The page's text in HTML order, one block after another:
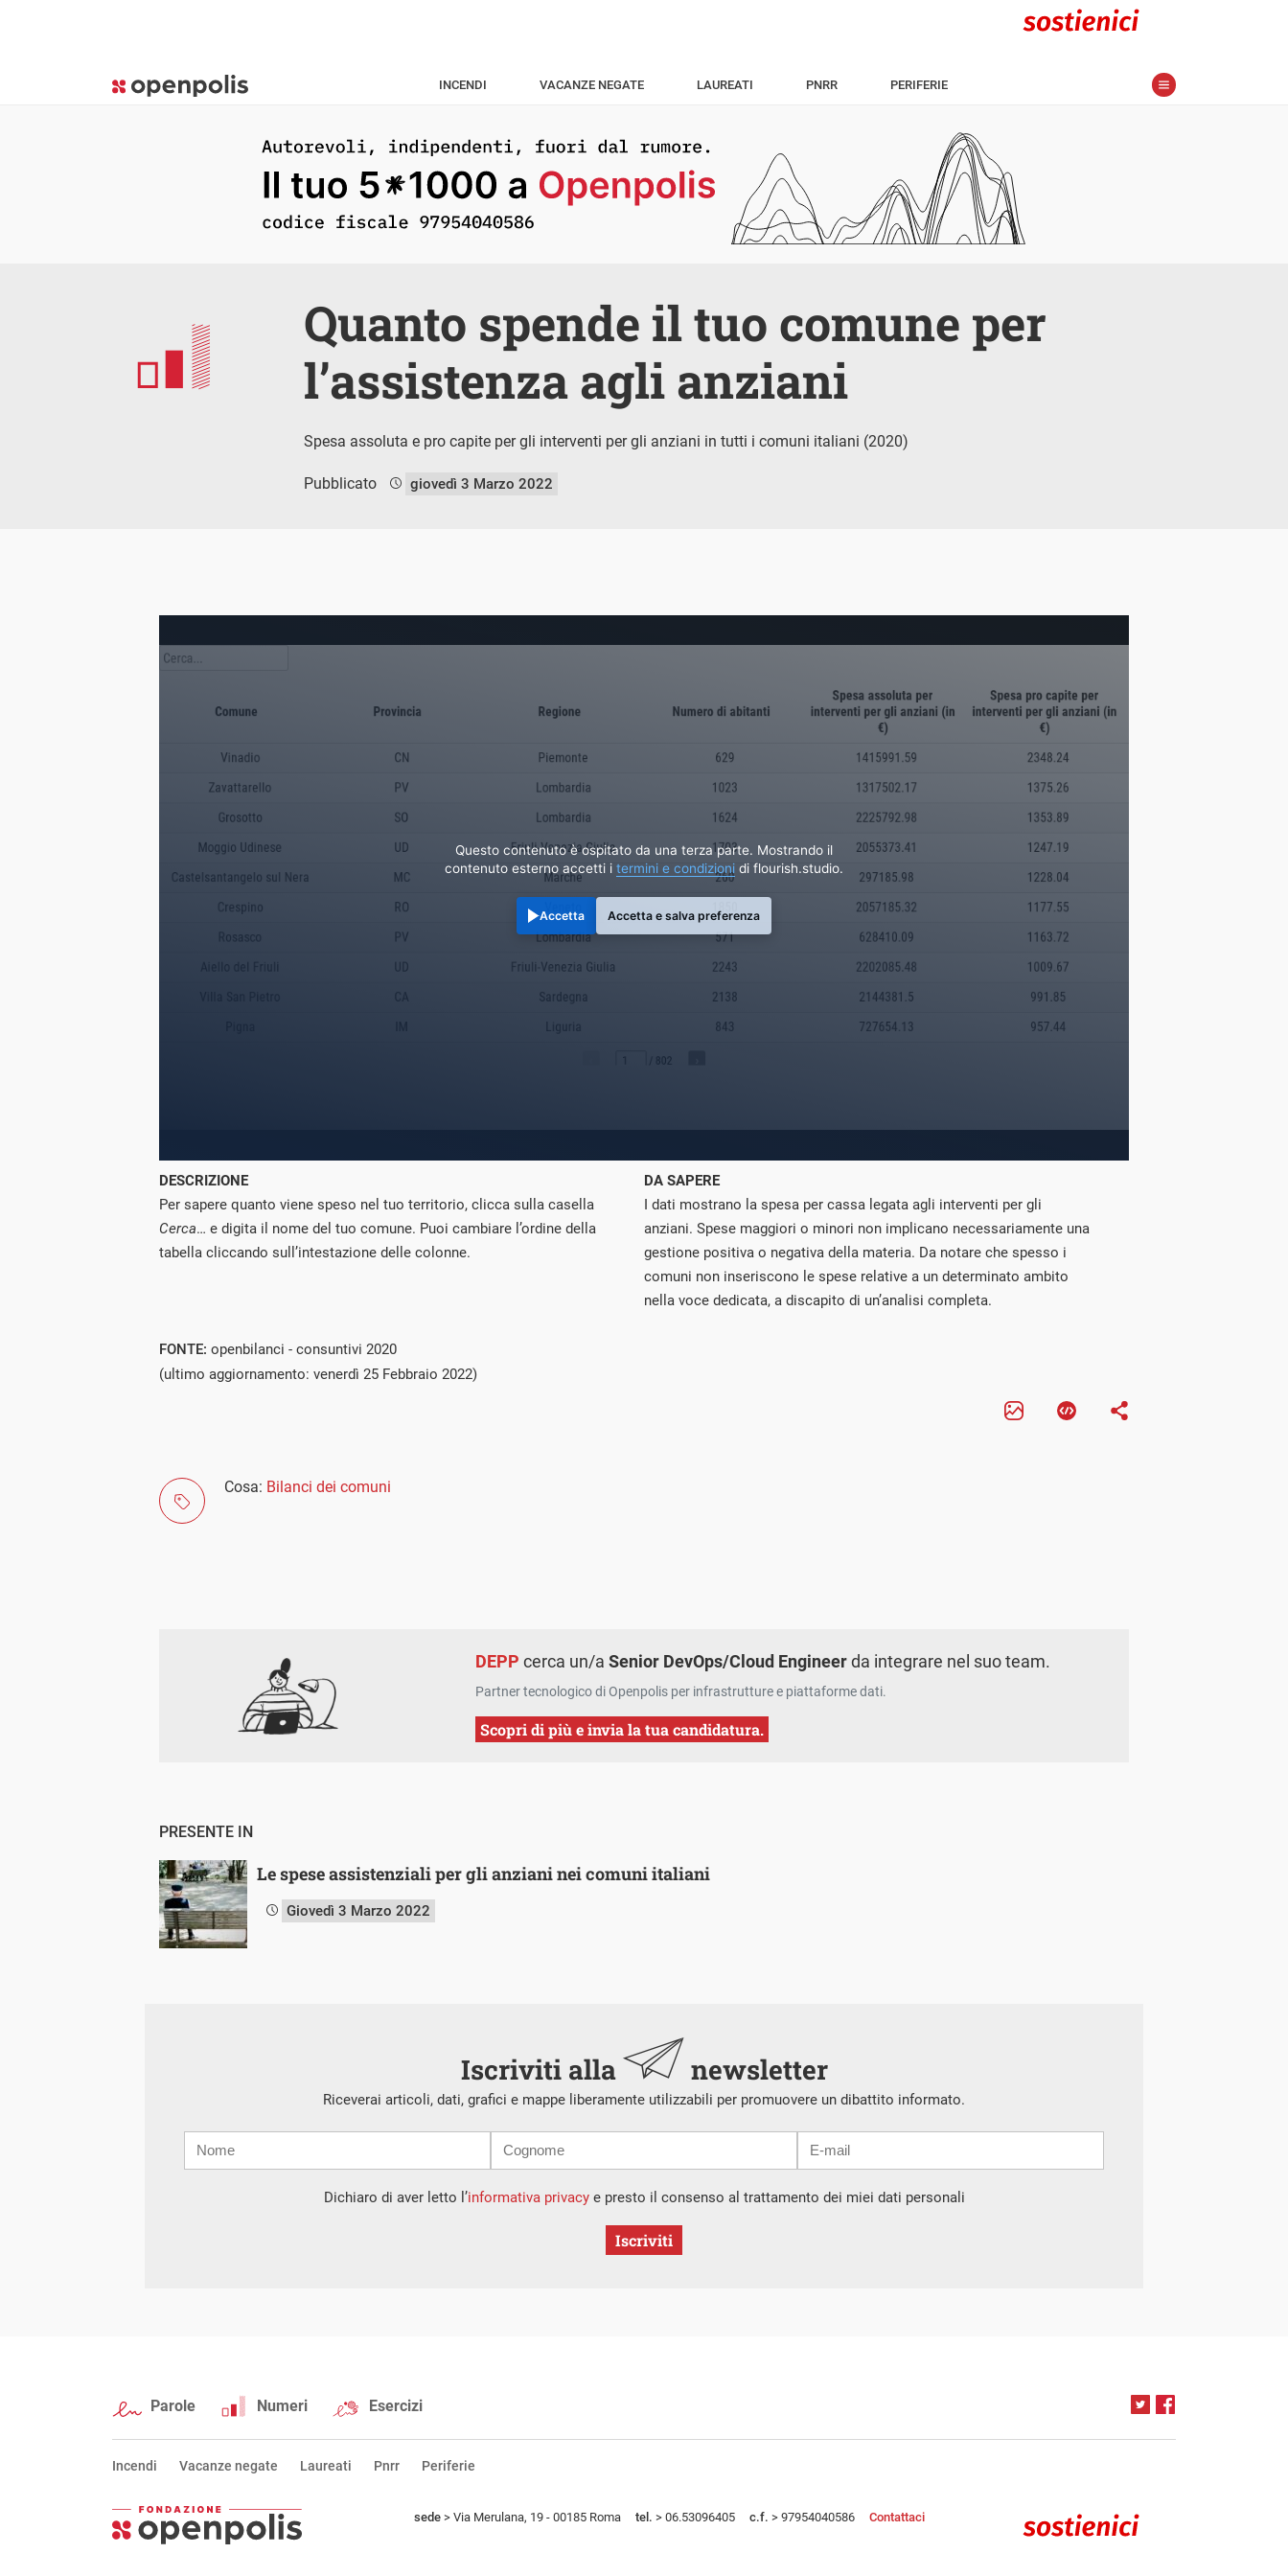
INCENDI VACANZE NEGATE LAUREATI PNRR PERIFERIE
Quanto spende il tuo comune per
l’assistenza agli anziani
Spesa assoluta e pro capite per gli interventi per gli anziani in tutti i comuni italiani (2020)
Pubblicato giovedì 3 Marzo 2022
Questo contenuto è ospitato da una terza parte. Mostrando il
contenuto esterno accetti i termini e condizioni di flourish.studio.
Accetta Accetta e salva preferenza
DESCRIZIONE
Per sapere quanto viene speso nel tuo territorio, clicca sulla casella
Cerca… e digita il nome del tuo comune. Puoi cambiare l’ordine della
tabella cliccando sull’intestazione delle colonne.
DA SAPERE
I dati mostrano la spesa per cassa legata agli interventi per gli
anziani. Spese maggiori o minori non implicano necessariamente una
gestione positiva o negativa della materia. Da notare che spesso i
comuni non inseriscono le spese relative a un determinato ambito
nella voce dedicata, a discapito di un’analisi completa.
FONTE: openbilanci - consuntivi 2020
(ultimo aggiornamento: venerdì 25 Febbraio 2022)
Cosa: Bilanci dei comuni
DEPP cerca un/aSenior DevOps/Cloud Engineerda integrare nel suo team.
Partner tecnologico di Openpolis per infrastrutture e piattaforme dati.
Scopri di più e invia la tua candidatura.
PRESENTE IN
Le spese assistenziali per gli anziani nei comuni italiani
Giovedì 3 Marzo 2022
Iscriviti alla newsletter
Riceverai articoli, dati, grafici e mappe liberamente utilizzabili per promuovere un dibattito informato.
mail
Dichiaro di aver letto l’informativa privacye presto il consenso al trattamento dei miei dati personali
Iscriviti
Parole Numeri Esercizi
Incendi Vacanze negate Laureati Pnrr Periferie
sede > Via Merulana, 19 - 00185 Roma tel. > 06.53096405 c.f. > 97954040586 Contattaci